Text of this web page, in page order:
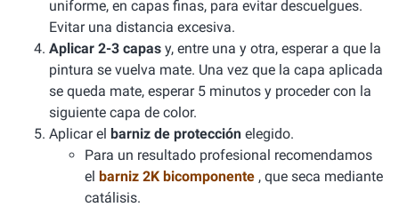
uniforme, en capas finas, para evitar descuelgues.
Evitar una distancia excesiva.
Aplicar 2-3 capas y, entre una y otra, esperar a que la
pintura se vuelva mate. Una vez que la capa aplicada
se queda mate, esperar 5 minutos y proceder con la
siguiente capa de color.
Aplicar el barniz de protección elegido.
Para un resultado profesional recomendamos
el barniz 2K bicomponente , que seca mediante
catálisis.